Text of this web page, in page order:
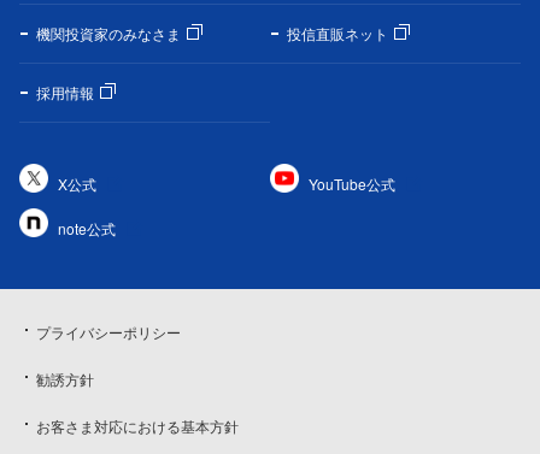
機関投資家のみなさま 投信直販ネット
採用情報
X公式 YouTube公式
note公式
プライバシーポリシー
勧誘方針
お客さま対応における基本方針